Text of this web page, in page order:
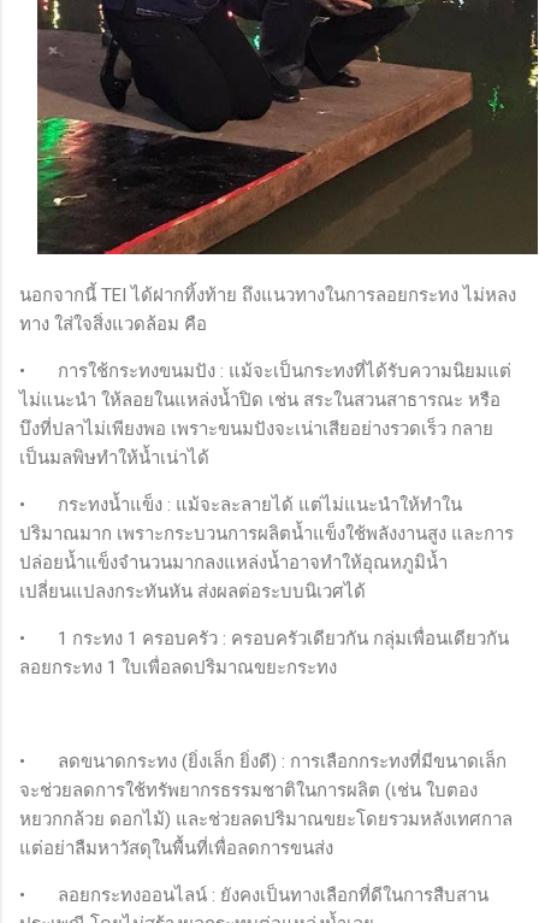
นอกจากนี้ TEI ได้ฝากทิ้งท้าย ถึงแนวทางในการลอยกระทง ไม่หลง
ทาง ใส่ใจสิ่งแวดล้อม คือ
•
การใช้กระทงขนมปัง : แม้จะเป็นกระทงที่ได้รับความนิยมแต่
ไม่แนะนำ ให้ลอยในแหล่งน้ำปิด เช่น สระในสวนสาธารณะ หรือ
บึงที่ปลาไม่เพียงพอ เพราะขนมปังจะเน่าเสียอย่างรวดเร็ว กลาย
เป็นมลพิษทำให้น้ำเน่าได้
•
กระทงน้ำแข็ง : แม้จะละลายได้ แต่ไม่แนะนำให้ทำใน
ปริมาณมาก เพราะกระบวนการผลิตน้ำแข็งใช้พลังงานสูง และการ
ปล่อยน้ำแข็งจำนวนมากลงแหล่งน้ำอาจทำให้อุณหภูมิน้ำ
เปลี่ยนแปลงกระทันหัน ส่งผลต่อระบบนิเวศได้
•
1 กระทง 1 ครอบครัว : ครอบครัวเดียวกัน กลุ่มเพื่อนเดียวกัน
ลอยกระทง 1 ใบเพื่อลดปริมาณขยะกระทง
•
ลดขนาดกระทง (ยิ่งเล็ก ยิ่งดี) : การเลือกกระทงที่มีขนาดเล็ก
จะช่วยลดการใช้ทรัพยากรธรรมชาติในการผลิต (เช่น ใบตอง
หยวกกล้วย ดอกไม้) และช่วยลดปริมาณขยะโดยรวมหลังเทศกาล
แต่อย่าลืมหาวัสดุในพื้นที่เพื่อลดการขนส่ง
•
ลอยกระทงออนไลน์ : ยังคงเป็นทางเลือกที่ดีในการสืบสาน